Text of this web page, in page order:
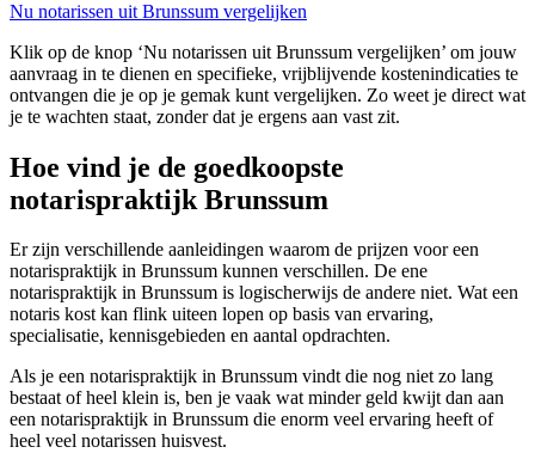
Nu notarissen uit Brunssum vergelijken
Klik op de knop ‘Nu notarissen uit Brunssum vergelijken’ om jouw
aanvraag in te dienen en specifieke, vrijblijvende kostenindicaties te
ontvangen die je op je gemak kunt vergelijken. Zo weet je direct wat
je te wachten staat, zonder dat je ergens aan vast zit.
Hoe vind je de goedkoopste
notarispraktijk Brunssum
Er zijn verschillende aanleidingen waarom de prijzen voor een
notarispraktijk in Brunssum kunnen verschillen. De ene
notarispraktijk in Brunssum is logischerwijs de andere niet. Wat een
notaris kost kan flink uiteen lopen op basis van ervaring,
specialisatie, kennisgebieden en aantal opdrachten.
Als je een notarispraktijk in Brunssum vindt die nog niet zo lang
bestaat of heel klein is, ben je vaak wat minder geld kwijt dan aan
een notarispraktijk in Brunssum die enorm veel ervaring heeft of
heel veel notarissen huisvest.